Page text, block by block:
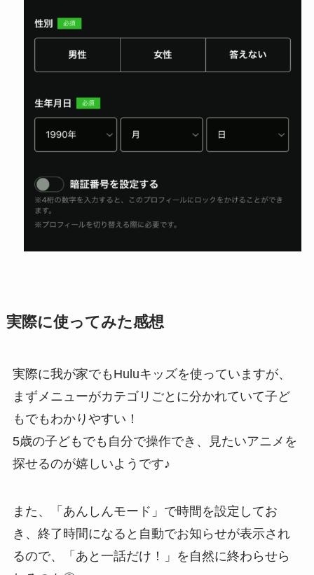
実際に使ってみた感想
実際に我が家でもHuluキッズを使っていますが、
まずメニューがカテゴリごとに分かれていて子ど
もでもわかりやすい！
5歳の子どもでも自分で操作でき、見たいアニメを
探せるのが嬉しいようです♪
また、「あんしんモード」で時間を設定してお
き、終了時間になると自動でお知らせが表示され
るので、「あと一話だけ！」を自然に終わらせら